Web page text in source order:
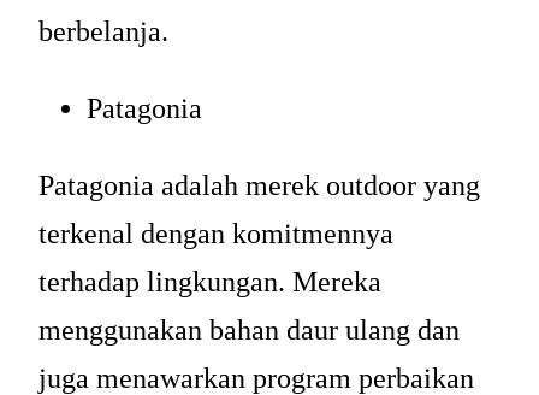
berbelanja.
Patagonia
Patagonia adalah merek outdoor yang
terkenal dengan komitmennya
terhadap lingkungan. Mereka
menggunakan bahan daur ulang dan
juga menawarkan program perbaikan